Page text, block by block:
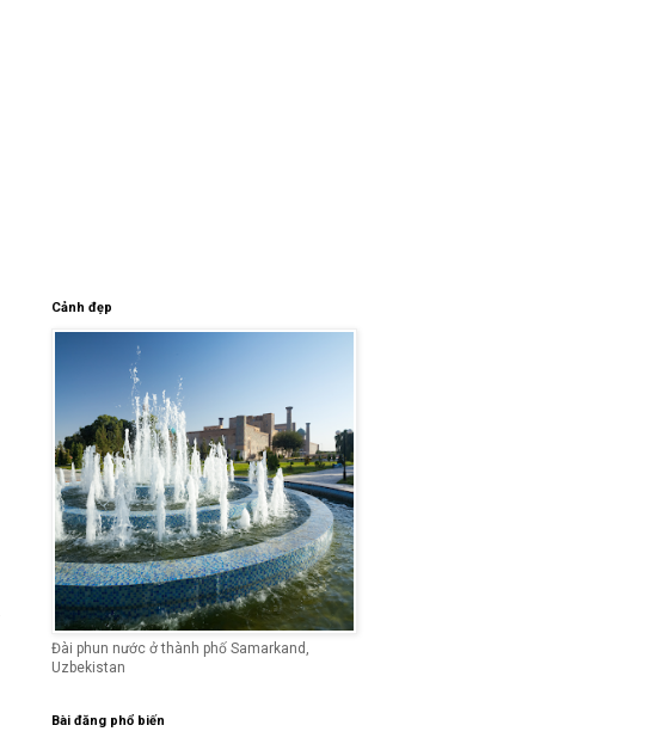
Cảnh đẹp
Đài phun nước ở thành phố Samarkand,
Uzbekistan
Bài đăng phổ biến